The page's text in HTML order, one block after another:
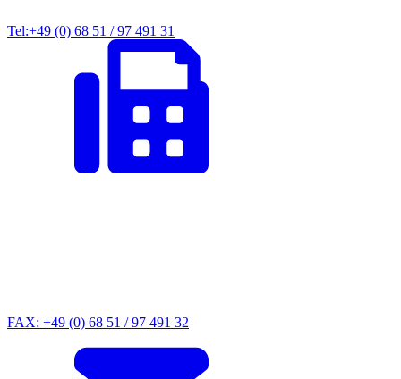
Tel:+49 (0) 68 51 / 97 491 31
FAX: +49 (0) 68 51 / 97 491 32